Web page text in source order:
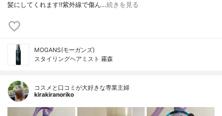
髪にしてくれます‼︎紫外線で傷ん…続きを見る
MOGANS(モーガンズ)
スタイリングヘアミスト 霧森
コスメと口コミが大好きな専業主婦
kirakiranoriko